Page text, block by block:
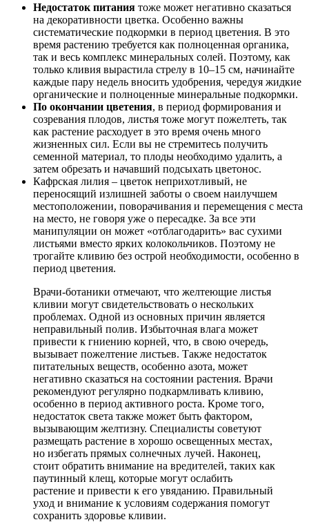
Недостаток питания тоже может негативно сказаться
на декоративности цветка. Особенно важны
систематические подкормки в период цветения. В это
время растению требуется как полноценная органика,
так и весь комплекс минеральных солей. Поэтому, как
только кливия вырастила стрелу в 10–15 см, начинайте
каждые пару недель вносить удобрения, чередуя жидкие
органические и полноценные минеральные подкормки.
По окончании цветения, в период формирования и
созревания плодов, листья тоже могут пожелтеть, так
как растение расходует в это время очень много
жизненных сил. Если вы не стремитесь получить
семенной материал, то плоды необходимо удалить, а
затем обрезать и начавший подсыхать цветонос.
Кафрская лилия – цветок неприхотливый, не
переносящий излишней заботы о своем наилучшем
местоположении, поворачивания и перемещения с места
на место, не говоря уже о пересадке. За все эти
манипуляции он может «отблагодарить» вас сухими
листьями вместо ярких колокольчиков. Поэтому не
трогайте кливию без острой необходимости, особенно в
период цветения.
Врачи-ботаники отмечают, что желтеющие листья
кливии могут свидетельствовать о нескольких
проблемах. Одной из основных причин является
неправильный полив. Избыточная влага может
привести к гниению корней, что, в свою очередь,
вызывает пожелтение листьев. Также недостаток
питательных веществ, особенно азота, может
негативно сказаться на состоянии растения. Врачи
рекомендуют регулярно подкармливать кливию,
особенно в период активного роста. Кроме того,
недостаток света также может быть фактором,
вызывающим желтизну. Специалисты советуют
размещать растение в хорошо освещенных местах,
но избегать прямых солнечных лучей. Наконец,
стоит обратить внимание на вредителей, таких как
паутинный клещ, которые могут ослабить
растение и привести к его увяданию. Правильный
уход и внимание к условиям содержания помогут
сохранить здоровье кливии.